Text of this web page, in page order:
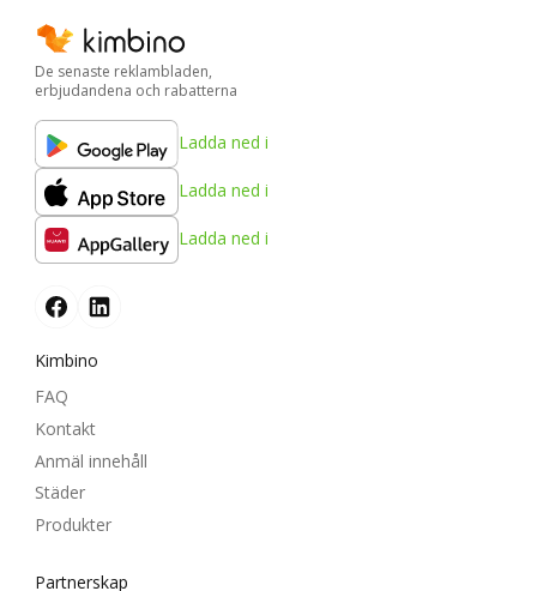
De senaste reklambladen,
erbjudandena och rabatterna
Ladda ned i
Ladda ned i
Ladda ned i
Kimbino
FAQ
Kontakt
Anmäl innehåll
Städer
Produkter
Partnerskap